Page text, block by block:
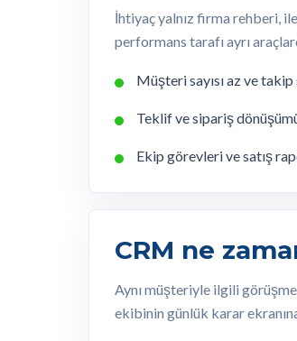
İhtiyaç yalnız firma rehberi,
performans tarafı ayrı
Müşteri sayısı az ve takip
Teklif ve sipariş
Ekip görevleri ve satış
CRM ne
Aynı müşteriyle ilgili
ekibinin günlük karar